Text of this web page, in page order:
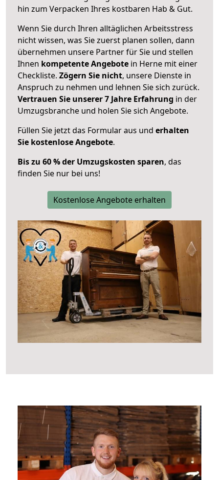
hin zum Verpacken Ihres kostbaren Hab & Gut.
Wenn Sie durch Ihren alltäglichen Arbeitsstress
nicht wissen, was Sie zuerst planen sollen, dann
übernehmen unsere Partner für Sie und stellen
Ihnen kompetente Angebote in Herne mit einer
Checkliste. Zögern Sie nicht, unsere Dienste in
Anspruch zu nehmen und lehnen Sie sich zurück.
Vertrauen Sie unserer 7 Jahre Erfahrung in der
Umzugsbranche und holen Sie sich Angebote.
Füllen Sie jetzt das Formular aus und erhalten
Sie kostenlose Angebote.
Bis zu 60 % der Umzugskosten sparen, das
finden Sie nur bei uns!
Kostenlose Angebote erhalten